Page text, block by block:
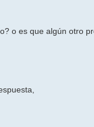
o es que algún otro